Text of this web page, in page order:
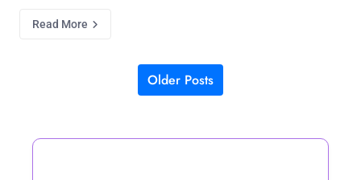
Read More
Posts navigationOlder Posts